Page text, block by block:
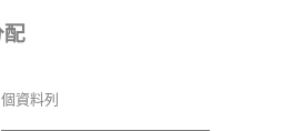
配
個資料列